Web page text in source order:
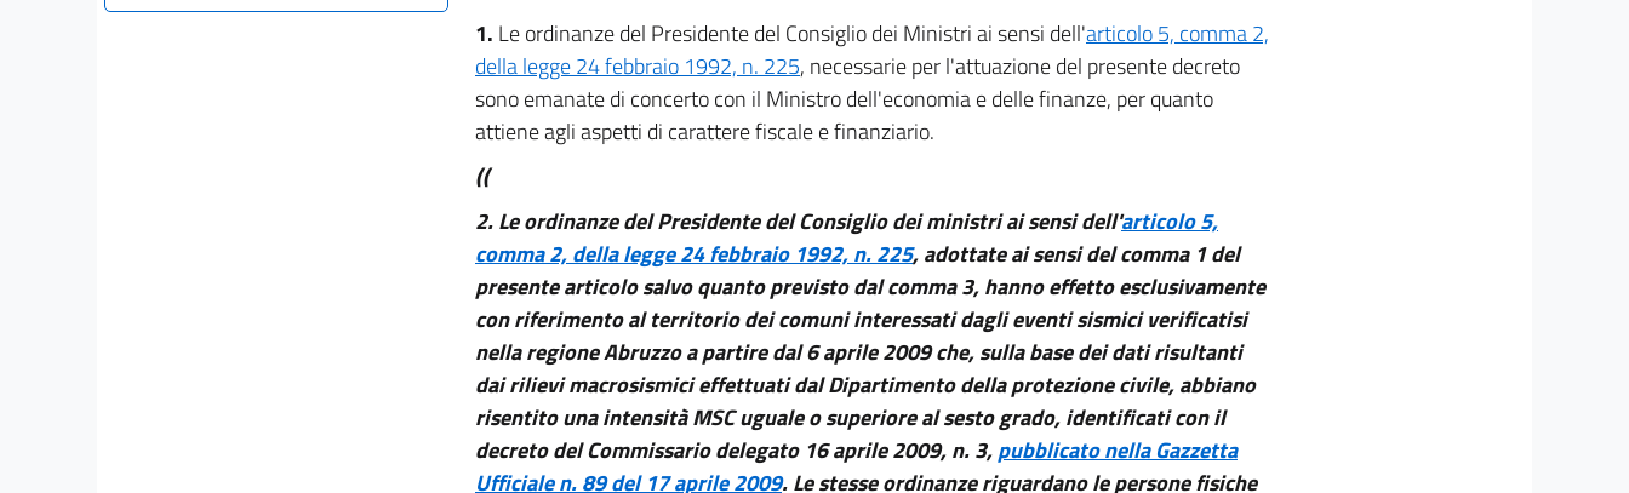
1. Le ordinanze del Presidente del Consiglio dei Ministri ai sensi dell'articolo 5, comma 2,
della legge 24 febbraio 1992, n. 225, necessarie per l'attuazione del presente decreto
sono emanate di concerto con il Ministro dell'economia e delle finanze, per quanto
attiene agli aspetti di carattere fiscale e finanziario.
((
2.Le ordinanze del Presidente del Consiglio dei ministri ai sensi dell'articolo 5,
comma 2, della legge 24 febbraio 1992, n. 225, adottate ai sensi del comma 1 del
presente articolo salvo quanto previsto dal comma 3, hanno effetto esclusivamente
con riferimento al territorio dei comuni interessati dagli eventi sismici verificatisi
nella regione Abruzzo a partire dal 6 aprile 2009 che, sulla base dei dati risultanti
dai rilievi macrosismici effettuati dal Dipartimento della protezione civile, abbiano
risentito una intensità MSC uguale o superiore al sesto grado, identificati con il
decreto del Commissario delegato 16 aprile 2009, n. 3,pubblicato nella Gazzetta
Ufficiale n. 89 del 17 aprile 2009. Le stesse ordinanze riguardano le persone fisiche